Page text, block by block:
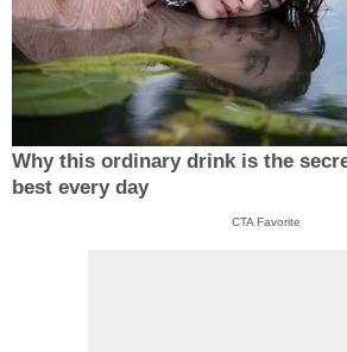
Why this ordinary drink is the
best every day
CTA Favorite